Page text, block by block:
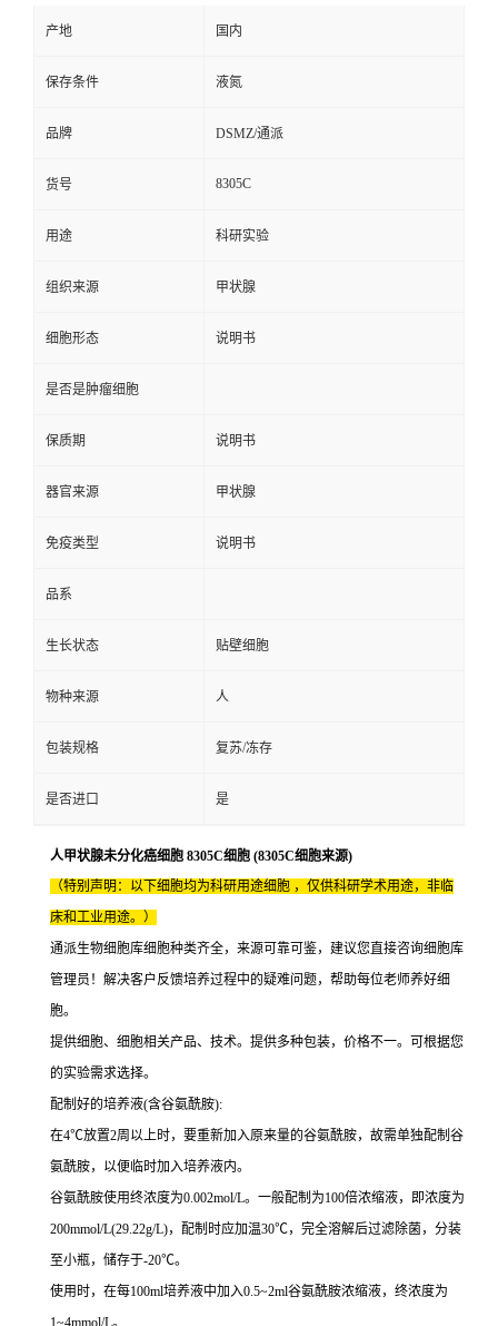
产地 国内
保存条件 液氮
品牌 DSMZ/通派
货号 8305C
用途 科研实验
组织来源 甲状腺
细胞形态 说明书
是否是肿瘤细胞
保质期 说明书
器官来源 甲状腺
免疫类型 说明书
品系
生长状态 贴壁细胞
物种来源 人
包装规格 复苏/冻存
是否进口 是
人甲状腺未分化癌细胞 8305C细胞 (8305C细胞来源)
（特别声明：以下细胞均为科研用途细胞 ，仅供科研学术用途，非临
床和工业用途。）
通派生物细胞库细胞种类齐全，来源可靠可鉴，建议您直接咨询细胞库
管理员！解决客户反馈培养过程中的疑难问题，帮助每位老师养好细
胞。
提供细胞、细胞相关产品、技术。提供多种包装，价格不一。可根据您
的实验需求选择。
配制好的培养液(含谷氨酰胺):
在4℃放置2周以上时，要重新加入原来量的谷氨酰胺，故需单独配制谷
氨酰胺，以便临时加入培养液内。
谷氨酰胺使用终浓度为0.002mol/L。一般配制为100倍浓缩液，即浓度为
200mmol/L(29.22g/L)，配制时应加温30℃，完全溶解后过滤除菌，分装
至小瓶，储存于-20℃。
使用时，在每100ml培养液中加入0.5~2ml谷氨酰胺浓缩液，终浓度为
1~4mmol/L。